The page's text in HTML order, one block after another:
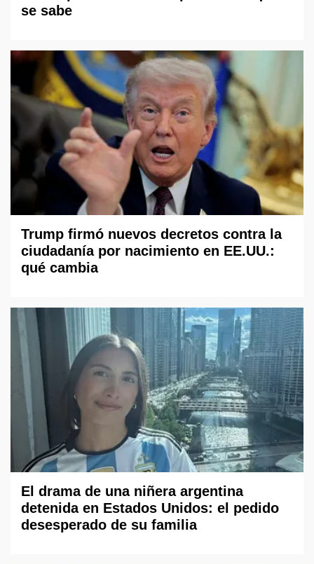
se sabe
Trump firmó nuevos decretos contra la
ciudadanía por nacimiento en EE.UU.:
qué cambia
El drama de una niñera argentina
detenida en Estados Unidos: el pedido
desesperado de su familia